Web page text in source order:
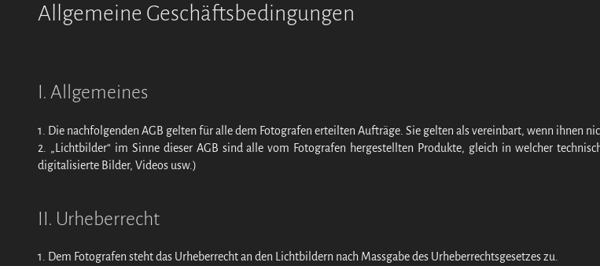
Allgemeine Geschäftsbedingungen
I. Allgemeines
1. Die nachfolgenden AGB gelten für alle dem Fotografen erteilten Aufträge. Sie gelten als vereinbart, wenn ihnen
2. „Lichtbilder“ im Sinne dieser AGB sind alle vom Fotografen hergestellten Produkte, gleich in welcher
digitalisierte Bilder, Videos usw.)
II. Urheberrecht
1. Dem Fotografen steht das Urheberrecht an den Lichtbildern nach Massgabe des Urheberrechtsgesetzes zu.